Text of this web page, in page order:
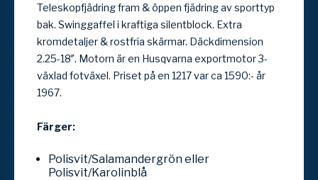
Teleskopfjädring fram & öppen fjädring av sporttyp
bak. Swinggaffel i kraftiga silentblock. Extra
kromdetaljer & rostfria skärmar. Däckdimension
2.25-18″. Motorn är en Husqvarna exportmotor 3-
växlad fotväxel. Priset på en 1217 var ca 1590:- år
1967.
Färger:
Polisvit/Salamandergrön eller
Polisvit/Karolinblå